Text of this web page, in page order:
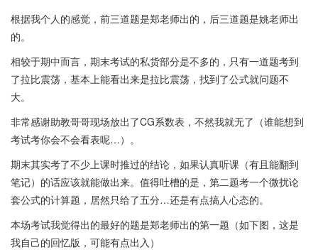
根据我个人的感觉，前三道题是郑老师出的，后三道题是姚老师出
的。
相较于期中而言，期末考试的私货部分是不多的，只有一道题考到
了拉比震荡，基本上能看出来是拉比震荡，找到了公式就问题不
大。
非常感谢助教哥哥现场放出了CG系数表，不然我就无了（谁能想到
考试考你会不会看表呢…）。
期末其实考了不少上课时推过的结论，如果认真听课（有且能翻到
笔记）的话应该就能做出来。值得吐槽的是，第二题考一个微扰论
套公式的计算题，居然只给了五分…还是有点搞人心态的。
本场考试我觉得出的最好的题是郑老师出的第一题（如下图，这是
我自己的回忆版，可能有点出入）